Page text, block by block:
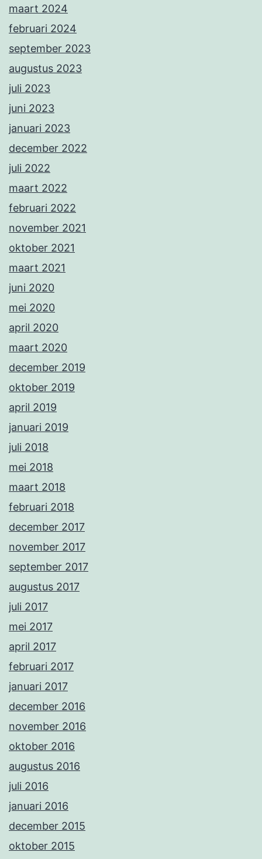
maart 2024
februari 2024
september 2023
augustus 2023
juli 2023
juni 2023
januari 2023
december 2022
juli 2022
maart 2022
februari 2022
november 2021
oktober 2021
maart 2021
juni 2020
mei 2020
april 2020
maart 2020
december 2019
oktober 2019
april 2019
januari 2019
juli 2018
mei 2018
maart 2018
februari 2018
december 2017
november 2017
september 2017
augustus 2017
juli 2017
mei 2017
april 2017
februari 2017
januari 2017
december 2016
november 2016
oktober 2016
augustus 2016
juli 2016
januari 2016
december 2015
oktober 2015